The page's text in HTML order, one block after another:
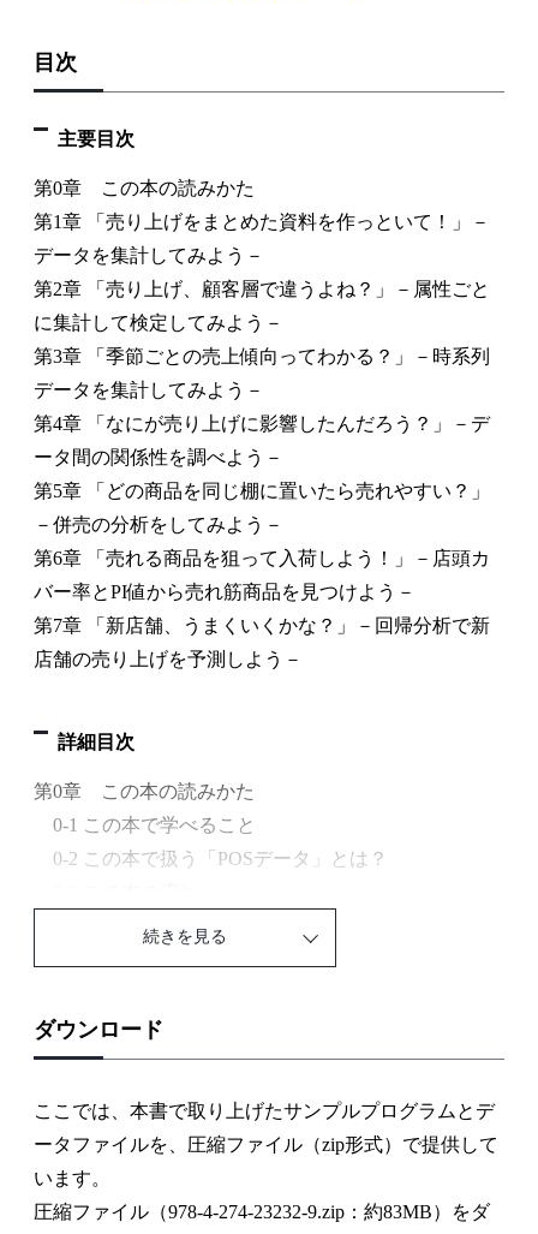
目次
主要目次
第0章 この本の読みかた
第1章 「売り上げをまとめた資料を作っといて！」－
データを集計してみよう－
第2章 「売り上げ、顧客層で違うよね？」－属性ごと
に集計して検定してみよう－
第3章 「季節ごとの売上傾向ってわかる？」－時系列
データを集計してみよう－
第4章 「なにが売り上げに影響したんだろう？」－デ
ータ間の関係性を調べよう－
第5章 「どの商品を同じ棚に置いたら売れやすい？」
－併売の分析をしてみよう－
第6章 「売れる商品を狙って入荷しよう！」－店頭カ
バー率とPI値から売れ筋商品を見つけよう－
第7章 「新店舗、うまくいくかな？」－回帰分析で新
店舗の売り上げを予測しよう－
詳細目次
第0章 この本の読みかた
0-1 この本で学べること
0-2 この本で扱う「POSデータ」とは？
1-1 データの概要を知る
手順❶ データの大きさと内容を確認する
手順❸ 基礎集計を行ってデータの傾向を確認する
Column 01 ピボットテーブルをコピーし別シー
トに値の貼り付けしておくことのススメ
1-2 資料作成に必要なデータを取り出す
続きを見る
ダウンロード
ここでは、本書で取り上げたサンプルプログラムとデ
ータファイルを、圧縮ファイル（zip形式）で提供して
います。
圧縮ファイル（978-4-274-23232-9.zip：約83MB）をダ